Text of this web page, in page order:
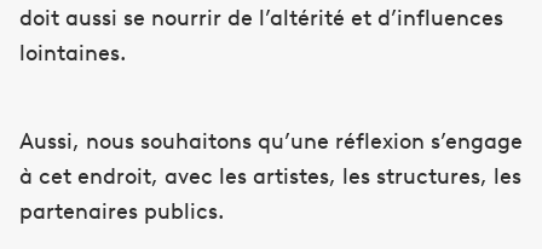
doit aussi se nourrir de l’altérité et d’influences
lointaines.
Aussi, nous souhaitons qu’une réflexion s’engage
à cet endroit, avec les artistes, les structures, les
partenaires publics.